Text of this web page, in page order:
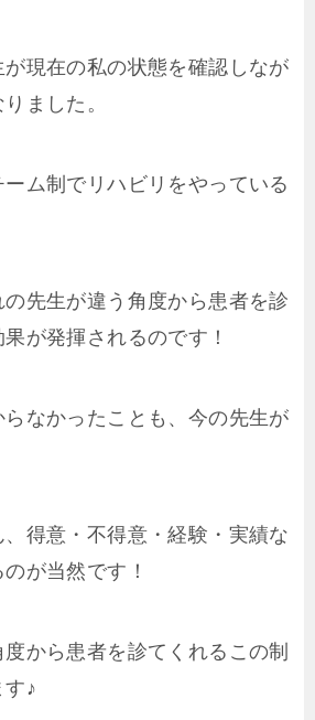
現在の私の状態を確認しなが
ました。
ム制でリハビリをやっている
先生が違う角度から患者を診
が発揮されるのです！
なかったことも、今の先生が
得意・不得意・経験・実績な
が当然です！
から患者を診てくれるこの制
す♪